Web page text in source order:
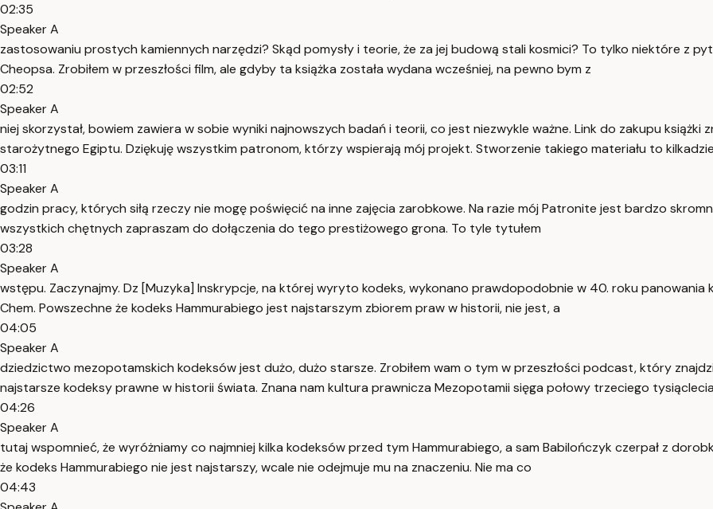
02:35
Speaker A
zastosowaniu prostych kamiennych narzędzi? Skąd pomysły i teorie, że za jej budową stali kosmici? To tylko niektóre z
Cheopsa. Zrobiłem w przeszłości film, ale gdyby ta książka została wydana wcześniej, na pewno bym z
02:52
Speaker A
niej skorzystał, bowiem zawiera w sobie wyniki najnowszych badań i teorii, co jest niezwykle ważne. Link do zakupu książki
starożytnego Egiptu. Dziękuję wszystkim patronom, którzy wspierają mój projekt. Stworzenie takiego materiału to
03:11
Speaker A
godzin pracy, których siłą rzeczy nie mogę poświęcić na inne zajęcia zarobkowe. Na razie mój Patronite jest bardzo
wszystkich chętnych zapraszam do dołączenia do tego prestiżowego grona. To tyle tytułem
03:28
Speaker A
wstępu. Zaczynajmy. Dz [Muzyka] Inskrypcje, na której wyryto kodeks, wykonano prawdopodobnie w 40. roku panowania
Chem. Powszechne że kodeks Hammurabiego jest najstarszym zbiorem praw w historii, nie jest, a
04:05
Speaker A
dziedzictwo mezopotamskich kodeksów jest dużo, dużo starsze. Zrobiłem wam o tym w przeszłości podcast, który
najstarsze kodeksy prawne w historii świata. Znana nam kultura prawnicza Mezopotamii sięga połowy trzeciego
04:26
Speaker A
tutaj wspomnieć, że wyróżniamy co najmniej kilka kodeksów przed tym Hammurabiego, a sam Babilończyk czerpał z
że kodeks Hammurabiego nie jest najstarszy, wcale nie odejmuje mu na znaczeniu. Nie ma co
04:43